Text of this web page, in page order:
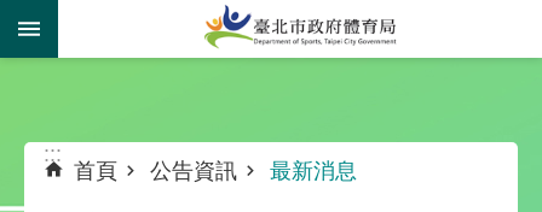
跳到主要內容區塊
:::
首頁 公告資訊 最新消息